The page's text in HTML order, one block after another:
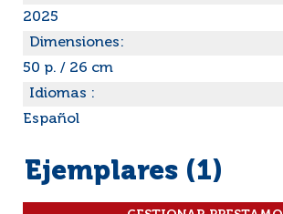
2025
Dimensiones:
50 p. / 26 cm
Idiomas :
Español
Ejemplares (1)